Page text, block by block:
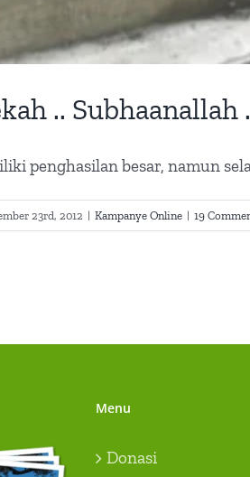
.. Subhaanallah
penghasilan besar, namun
23rd, 2012 | Kampanye Online | 19
Menu
Donasi